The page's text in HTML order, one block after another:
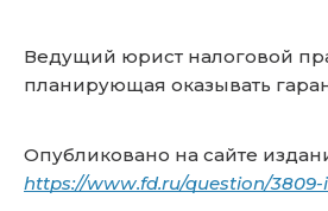
Ведущий юрист налоговой
планирующая оказывать
Опубликовано на сайте
https://www.fd.ru/question/